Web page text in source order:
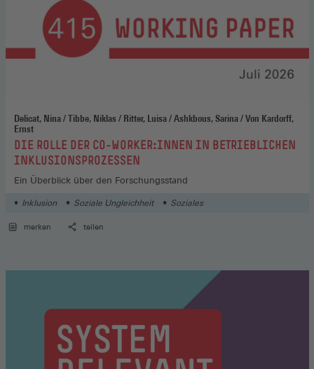
Delicat, Nina / Tibbe, Niklas / Ritter, Luisa / Ashkbous, Sarina / Von Kardorff,
Ernst
:DIE ROLLE DER CO-WORKER:INNEN IN BETRIEBLICHEN
INKLUSIONSPROZESSEN
Ein Überblick über den Forschungsstand
Inklusion Soziale Ungleichheit Soziales
merken teilen